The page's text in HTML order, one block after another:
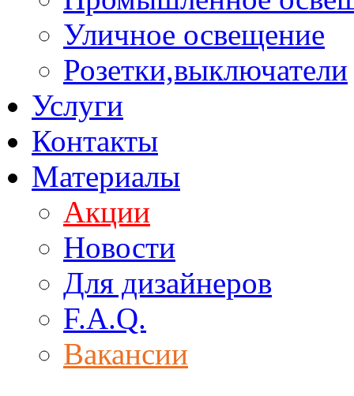
Уличное освещение
Розетки,выключатели
Услуги
Контакты
Материалы
Акции
Новости
Для дизайнеров
F.A.Q.
Вакансии